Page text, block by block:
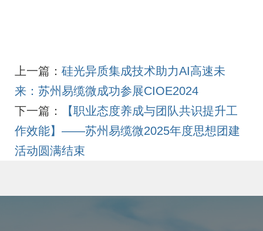
上一篇： 硅光异质集成技术助力AI高速未
来：苏州易缆微成功参展CIOE2024
下一篇：
【职业态度养成与团队共识提升工
作效能】——苏州易缆微2025年度思想团建
活动圆满结束